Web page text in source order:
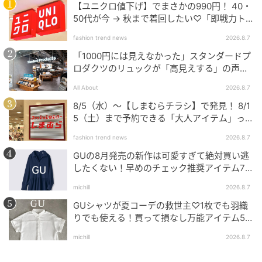
元記事で読む
【ユニクロ値下げ】でまさかの990円！ 40・
50代が今 → 秋まで着回したい♡「即戦力ト
fashion trend news 2026.8.7
「1000円には見えなかった」スタンダードプ
ロダクツのリュックが「高見えする」の声。
All About 2026.8.7
8/5（水）〜【しまむらチラシ】で発見！ 8/1
5（土）まで予約できる「大人アイテム」っ
fashion trend news 2026.8.7
GUの8月発売の新作は可愛すぎて絶対買い逃
したくない！早めのチェック推奨アイテム7
michill 2026.8.7
GUシャツが夏コーデの救世主♡1枚でも羽織
りでも使える！買って損なし万能アイテム5
michill 2026.8.7